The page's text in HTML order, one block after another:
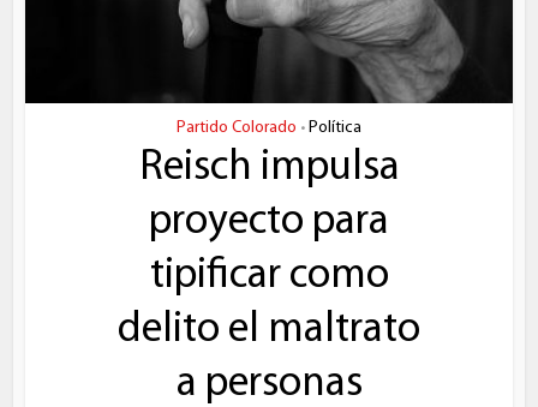
Partido Colorado • Política
Reisch impulsa
proyecto para
tipificar como
delito el maltrato
a personas